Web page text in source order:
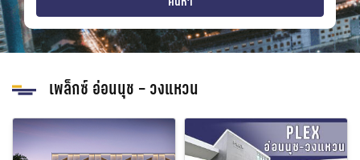
เพล็กซ์ อ่อนนุช – วงแหวน